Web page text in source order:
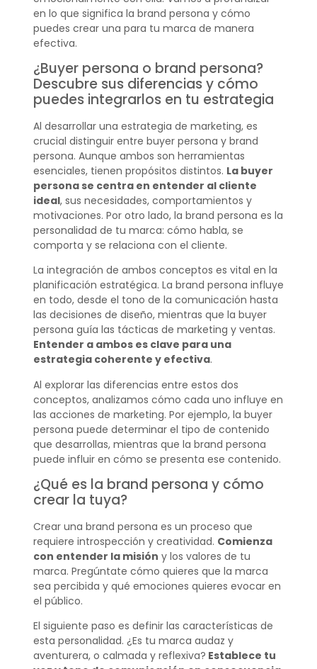
en lo que significa la brand persona y cómo
puedes crear una para tu marca de manera
efectiva.
¿Buyer persona o brand persona?
Descubre sus diferencias y cómo
puedes integrarlos en tu estrategia
Al desarrollar una estrategia de marketing, es
crucial distinguir entre buyer persona y brand
persona. Aunque ambos son herramientas
esenciales, tienen propósitos distintos. La buyer
persona se centra en entender al cliente
ideal, sus necesidades, comportamientos y
motivaciones. Por otro lado, la brand persona es la
personalidad de tu marca: cómo habla, se
comporta y se relaciona con el cliente.
La integración de ambos conceptos es vital en la
planificación estratégica. La brand persona influye
en todo, desde el tono de la comunicación hasta
las decisiones de diseño, mientras que la buyer
persona guía las tácticas de marketing y ventas.
Entender a ambos es clave para una
estrategia coherente y efectiva.
Al explorar las diferencias entre estos dos
conceptos, analizamos cómo cada uno influye en
las acciones de marketing. Por ejemplo, la buyer
persona puede determinar el tipo de contenido
que desarrollas, mientras que la brand persona
puede influir en cómo se presenta ese contenido.
¿Qué es la brand persona y cómo
crear la tuya?
Crear una brand persona es un proceso que
requiere introspección y creatividad. Comienza
con entender la misión y los valores de tu
marca. Pregúntate cómo quieres que la marca
sea percibida y qué emociones quieres evocar en
el público.
El siguiente paso es definir las características de
esta personalidad. ¿Es tu marca audaz y
aventurera, o calmada y reflexiva? Establece tu